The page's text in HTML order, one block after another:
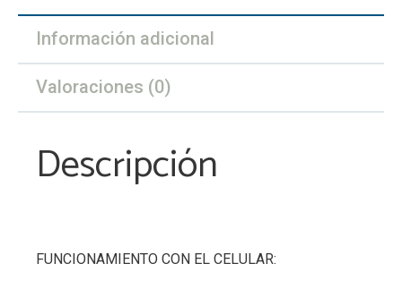
Información adicional
Valoraciones (0)
Descripción
FUNCIONAMIENTO CON EL CELULAR: